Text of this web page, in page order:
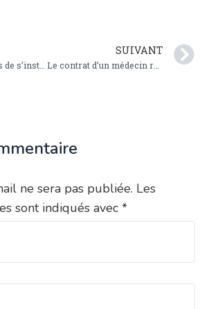
SUIVANT
Le contrat d’un médecin remplaçant
ne sera pas publiée. Les
sont indiqués avec *